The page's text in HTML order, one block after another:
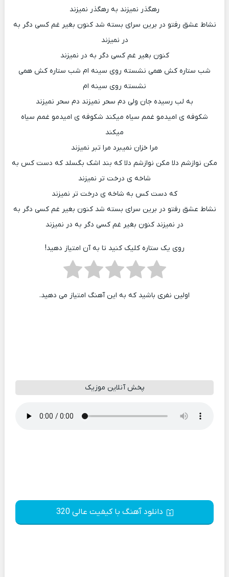
رهگذر نمیزند به رهگذر نمیزند
نشاط عشق رفتو در برین سرای بسته شد کنون بغیر غم کسی دگر به
در نمیزند
کنون بغیر غم کسی دگر به در نمیزند
شب ستاره کش همی نشسته روی سینه ام شب ستاره کش همی
نشسته روی سینه ام
به لب رسیده جان ولی دم سحر نمیزند دم سحر نمیزند
شکوفه ی امیدمو غمم سیاه میکند شکوفه ی امیدمو غمم سیاه
میکند
مرا خزان نمیبرد مرا تبر نمیزند
مکن نوازشم دلا مکن نوازشم دلا که بند اشک بگسلد که دست کس به
شاخه ی درخت تر نمیزند
که دست کس به شاخه ی درخت تر نمیزند
نشاط عشق رفتو در برین سرای بسته شد کنون بغیر غم کسی دگر به
در نمیزند کنون بغیر غم کسی دگر به در نمیزند
روی یک ستاره کلیک کنید تا به آن امتیاز دهید!
اولین نفری باشید که به این آهنگ امتیاز می دهید.
پخش آنلاین موزیک
دانلود آهنگ با کیفیت عالی 320